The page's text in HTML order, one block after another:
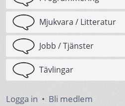
Mjukvara / Litteratur
Jobb / Tjänster
Tävlingar
Logga in • Bli medlem